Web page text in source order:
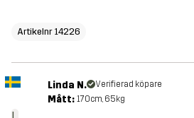
Artikelnr 14226
Linda N. Verifierad köpare
Mått: 170cm, 65kg